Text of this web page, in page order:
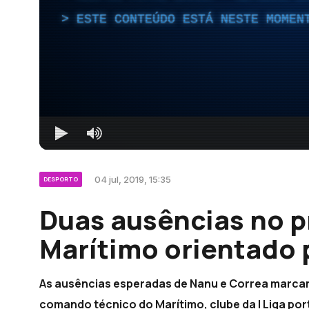
ESTE CONTEÚDO ESTÁ NESTE
DESPORTO 04 jul, 2019, 15:35
Duas ausências no
Marítimo orientado
As ausências esperadas de Nanu e Correa
comando técnico do Marítimo, clube da I Liga